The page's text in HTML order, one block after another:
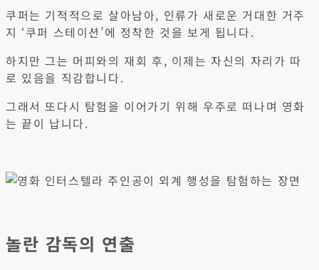
쿠퍼는 기적적으로 살아남아, 인류가 새로운 거대한 거주
지 ‘쿠퍼 스테이션’에 정착한 것을 보게 됩니다.
하지만 그는 머피와의 재회 후, 이제는 자신의 자리가 따
로 있음을 직감합니다.
그래서 또다시 탐험을 이어가기 위해 우주로 떠나며 영화
는 끝이 납니다.
놀란 감독의 연출